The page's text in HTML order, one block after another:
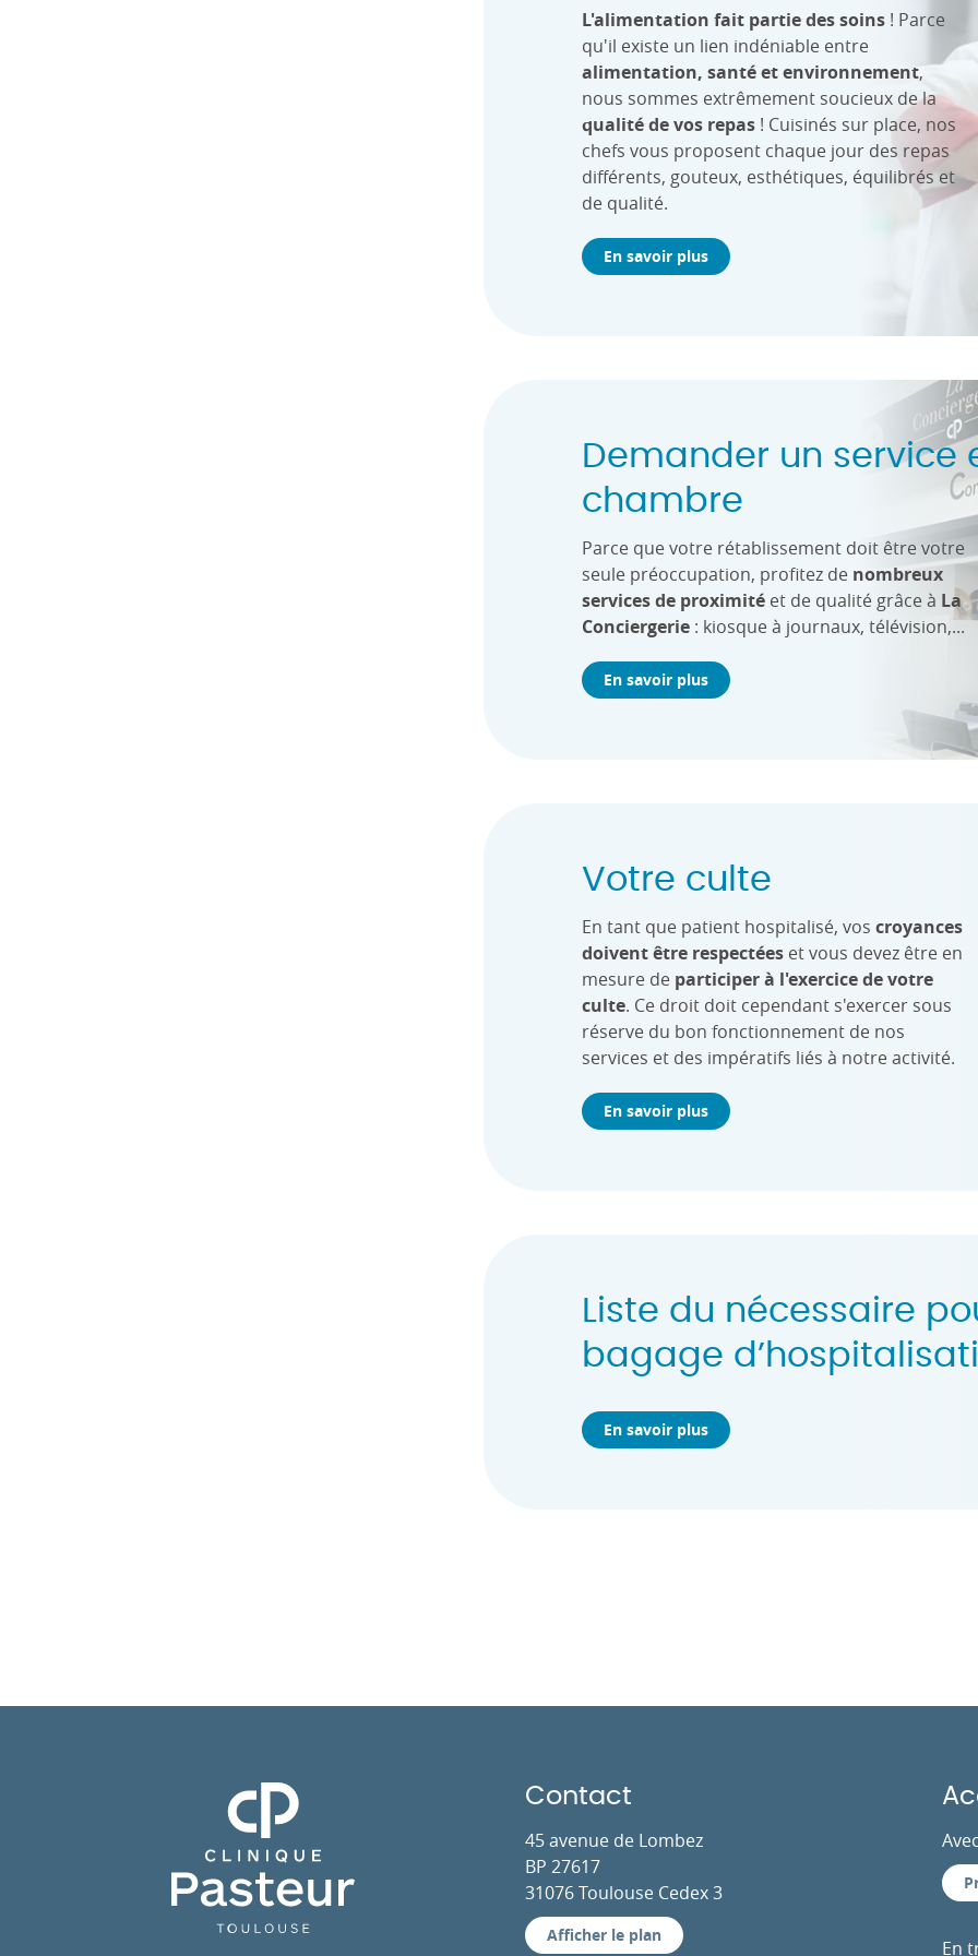
L'alimentation fait partie des soins ! Parce
qu'il existe un lien indéniable entre
alimentation, santé et environnement,
nous sommes extrêmement soucieux de la
qualité de vos repas ! Cuisinés sur place, nos
chefs vous proposent chaque jour des repas
différents, gouteux, esthétiques, équilibrés et
de qualité.
En savoir plus
Demander un service
chambre
Parce que votre rétablissement doit être votre
seule préoccupation, profitez de nombreux
services de proximité et de qualité grâce à La
Conciergerie : kiosque à journaux, télévision,...
En savoir plus
Votre culte
En tant que patient hospitalisé, voscroyances
doivent être respectées et vous devez être en
mesure de participer à l'exercice de votre
culte. Ce droit doit cependant s'exercer sous
réserve du bon fonctionnement de nos
services et des impératifs liés à notre activité.
En savoir plus
Liste du nécessaire
bagage
En savoir plus
Clinique Pasteur Contact
45 avenue de Lombez
BP 27617
31076 Toulouse Cedex 3
Afficher le plan
En